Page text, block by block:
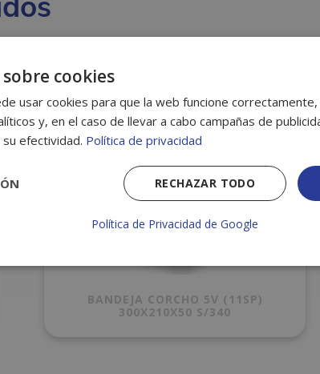
BANDEJA CORCHO 5V (11SP)
300X210X50 S/340
cookies
usar cookies para que la web funcione
y, en el caso de llevar a cabo campañas de
su efectividad. Política de privacidad
RECHAZAR TODO
Política de Privacidad de Google